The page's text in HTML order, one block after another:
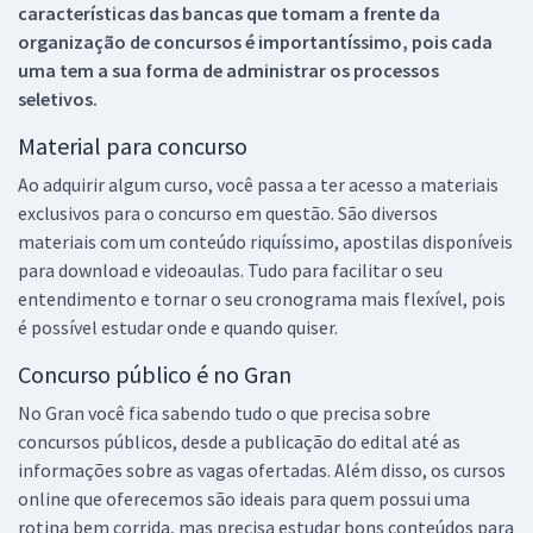
características das bancas que tomam a frente da
organização de concursos é importantíssimo, pois cada
uma tem a sua forma de administrar os processos
seletivos.
Material para concurso
Ao adquirir algum curso, você passa a ter acesso a materiais
exclusivos para o concurso em questão. São diversos
materiais com um conteúdo riquíssimo, apostilas disponíveis
para download e videoaulas. Tudo para facilitar o seu
entendimento e tornar o seu cronograma mais flexível, pois
é possível estudar onde e quando quiser.
Concurso público é no Gran
No Gran você fica sabendo tudo o que precisa sobre
concursos públicos, desde a publicação do edital até as
informações sobre as vagas ofertadas. Além disso, os cursos
online que oferecemos são ideais para quem possui uma
rotina bem corrida, mas precisa estudar bons conteúdos para